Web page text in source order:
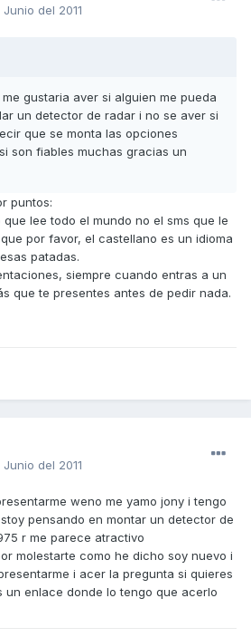
del 2011
gustaria aver si alguien me pueda
un detector de radar i no se aver si
que se monta las opciones
son fiables muchas gracias un
puntos:
lee todo el mundo no el sms que le
por favor, el castellano es un idioma
patadas.
siempre cuando entras a un
que te presentes antes de pedir nada.
del 2011
weno me yamo jony i tengo
pensando en montar un detector de
r me parece atractivo
molestarte como he dicho soy nuevo i
i acer la pregunta si quieres
un enlace donde lo tengo que acerlo